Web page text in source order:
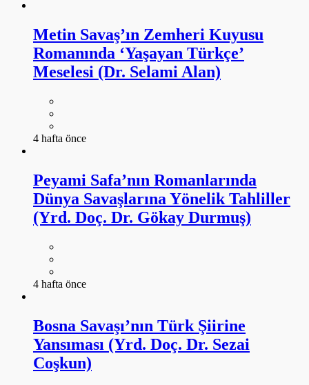
Metin Savaş’ın Zemheri Kuyusu
Romanında ‘Yaşayan Türkçe’
Meselesi (Dr. Selami Alan)
4 hafta önce
Peyami Safa’nın Romanlarında
Dünya Savaşlarına Yönelik Tahliller
(Yrd. Doç. Dr. Gökay Durmuş)
4 hafta önce
Bosna Savaşı’nın Türk Şiirine
Yansıması (Yrd. Doç. Dr. Sezai
Coşkun)